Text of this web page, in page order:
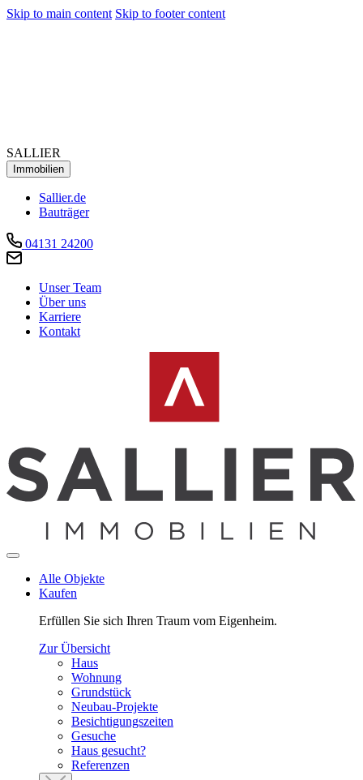
Skip to main content Skip to footer content
SALLIER
Immobilien
Sallier.de
Bauträger
04131 24200
Unser Team
Über uns
Karriere
Kontakt
Alle Objekte
Kaufen
Erfüllen Sie sich Ihren Traum vom Eigenheim.
Zur Übersicht
Haus
Wohnung
Grundstück
Neubau-Projekte
Besichtigungszeiten
Gesuche
Haus gesucht?
Referenzen